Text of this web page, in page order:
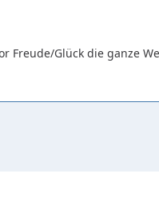
Freude/Glück die ganze